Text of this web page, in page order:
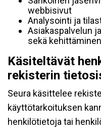
webbisivut
Analysointi ja
Asiakaspalvelun
sekä kehittäminen
Käsiteltävät
rekisterin
Seura käsittelee
käyttötarkoituksen
henkilötietoja tai